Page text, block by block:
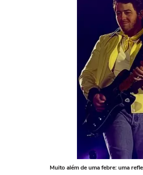
Muito além de uma febre: uma